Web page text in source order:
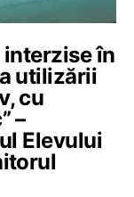
în
utilizării
cu
–
Elevului